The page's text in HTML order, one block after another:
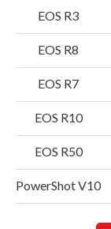
EOS R3
EOS R8
EOS R7
EOS R10
EOS R50
PowerShot V10